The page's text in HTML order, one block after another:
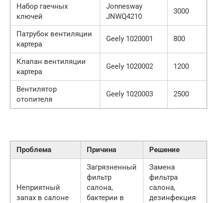
Набор гаечных
ключей
Jonnesway
JNWQ4210
3000
Патрубок вентиляции
картера
Geely 1020001 800
Клапан вентиляции
картера
Geely 1020002 1200
Вентилятор
отопителя
Geely 1020003 2500
Проблема Причина Решение
Неприятный
запах в салоне
Загрязненный
фильтр
салона,
бактерии в
Замена
фильтра
салона,
дезинфекция